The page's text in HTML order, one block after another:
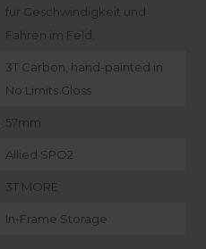
für Geschwindigkeit und
Fahren im Feld.
3T Carbon, hand-painted in
No Limits Gloss
57mm
Allied SPO2
3T MORE
In-Frame Storage